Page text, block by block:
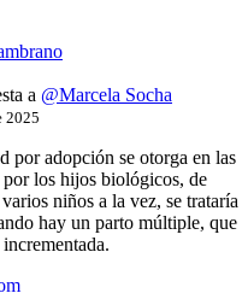
a @Marcela Socha
2025
por adopción se otorga en las
los hijos biológicos, de
niños a la vez, se trataría
hay un parto múltiple, que